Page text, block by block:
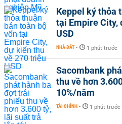
Keppel ký thỏa
tại Empire City,
USD
NHÀ ĐẤT - 1 phút trước
Sacombank
thu về hơn
10%/năm
TÀI CHÍNH - 1 phút trước